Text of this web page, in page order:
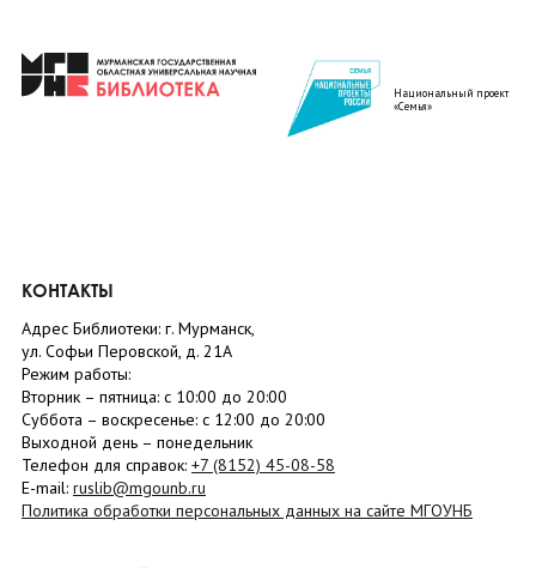
Национальный проект
«Семья»
КОНТАКТЫ
Адрес Библиотеки: г. Мурманск,
ул. Софьи Перовской, д. 21А
Режим работы:
Вторник – пятница: с 10:00 до 20:00
Суббота – воскресенье: c 12:00 до 20:00
Выходной день – понедельник
Телефон для справок: +7 (8152) 45-08-58
E-mail: ruslib@mgounb.ru
Политика обработки персональных данных на сайте МГОУНБ